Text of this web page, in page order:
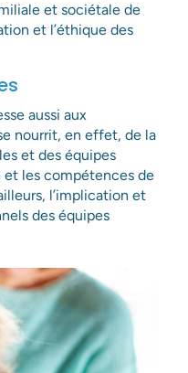
et sociétale de
et l’éthique des
aussi aux
nourrit, en effet, de la
et des équipes
et les compétences de
l’implication et
des équipes